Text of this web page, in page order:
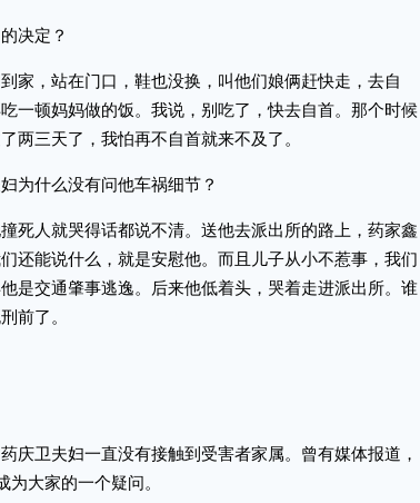
决定？
，站在门口，鞋也没换，叫他们娘俩赶快走，去自
一顿妈妈做的饭。我说，别吃了，快去自首。那个时候
两三天了，我怕再不自首就来不及了。
什么没有问他车祸细节？
人就哭得话都说不清。送他去派出所的路上，药家鑫
还能说什么，就是安慰他。而且儿子从小不惹事，我们
是交通肇事逃逸。后来他低着头，哭着走进派出所。谁
前了。
卫夫妇一直没有接触到受害者家属。曾有媒体报道，
为大家的一个疑问。